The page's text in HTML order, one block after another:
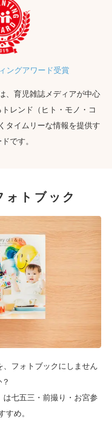
ングアワード受賞
、育児雑誌メディアが中心
レンド（ヒト・モノ・コ
タイムリーな情報を提供す
です。
トブック
フォトブックにしません
七五三・前撮り・お宮参
すめ。